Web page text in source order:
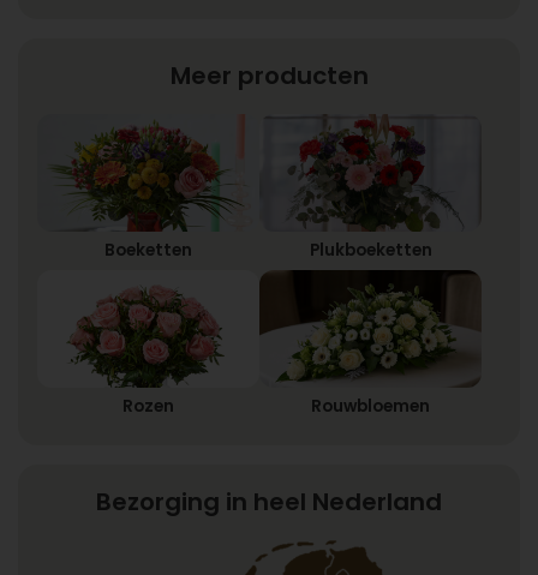
Meer producten
Boeketten Plukboeketten
Rozen Rouwbloemen
Bezorging in heel Nederland